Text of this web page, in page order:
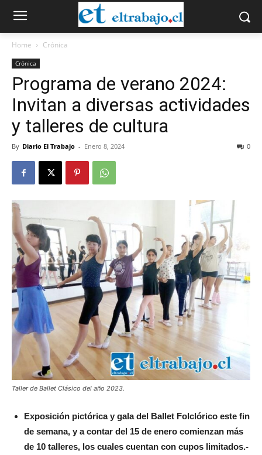
Home Crónica
Crónica
Programa de verano 2024:
Invitan a diversas actividades
y talleres de cultura
By Diario El Trabajo - Enero 8, 2024 0
Taller de Ballet Clásico del año 2023.
Exposición pictórica y gala del Ballet Folclórico este fin
de semana, y a contar del 15 de enero comienzan más
de 10 talleres, los cuales cuentan con cupos limitados.-